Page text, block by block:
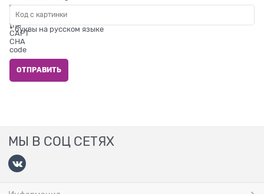
* буквы на русском языке
МЫ В СОЦ СЕТЯХ